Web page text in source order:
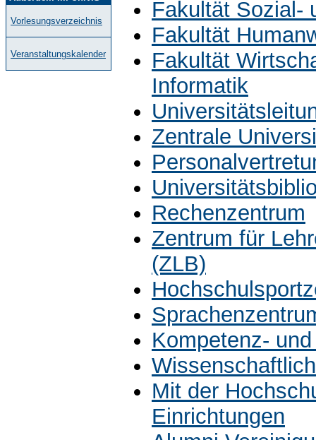
Vorlesungsverzeichnis
Veranstaltungskalender
Fakultät Sozial-
Fakultät
Fakultät
Informatik
Zentrale
Rechenzentrum
Zentrum für
(ZLB)
Kompetenz-
Mit der
Einrichtungen